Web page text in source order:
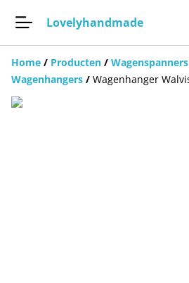
Lovelyhandmade
Home / Producten /
Wagenhangers / Wagenhanger